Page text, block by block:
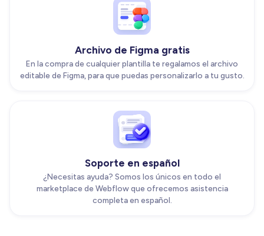
Archivo de Figma gratis
En la compra de cualquier plantilla te regalamos el archivo
editable de Figma, para que puedas personalizarlo a tu gusto.
Soporte en español
¿Necesitas ayuda? Somos los únicos en todo el
marketplace de Webflow que ofrecemos asistencia
completa en español.